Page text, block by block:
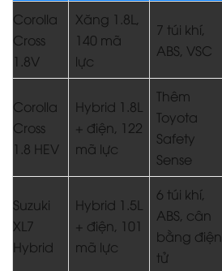
Corolla
Cross
1.8V
Xăng 1.8L,
140 mã
lực
7 túi khí,
ABS, VSC
Corolla
Cross
1.8 HEV
Hybrid 1.8L
+ điện, 122
mã lực
Thêm
Toyota
Safety
Sense
Suzuki
XL7
Hybrid
Hybrid 1.5L
+ điện, 101
mã lực
6 túi khí,
ABS, cân
bằng điện
tử